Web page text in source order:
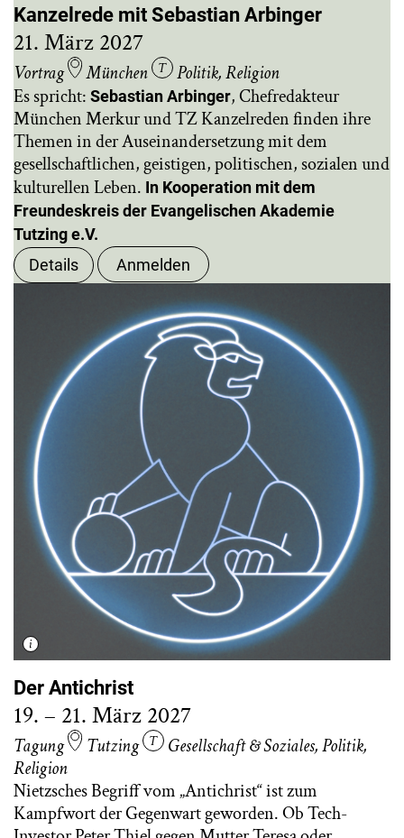
Kanzelrede mit Sebastian Arbinger
21. März 2027
Vortrag München Politik,Religion
Es spricht: Sebastian Arbinger, Chefredakteur
München Merkur und TZ Kanzelreden finden ihre
Themen in der Auseinandersetzung mit dem
gesellschaftlichen, geistigen, politischen, sozialen und
kulturellen Leben. In Kooperation mit dem
Freundeskreis der Evangelischen Akademie
Tutzing e.V.
Details
Anmelden
Der Antichrist
19. – 21. März 2027
Tagung Tutzing Gesellschaft & Soziales,Politik,
Religion
Nietzsches Begriff vom „Antichrist“ ist zum
Kampfwort der Gegenwart geworden. Ob Tech-